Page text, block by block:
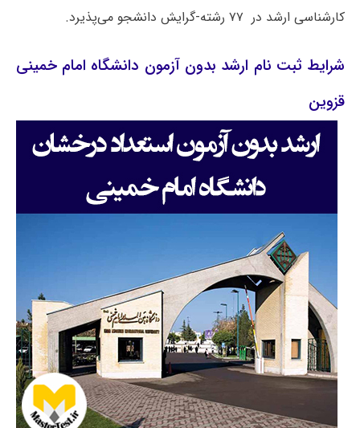
کارشناسی ارشد در ۷۷ رشته-گرایش دانشجو می‌پذیرد.
شرایط ثبت نام ارشد بدون آزمون دانشگاه امام خمینی
قزوین